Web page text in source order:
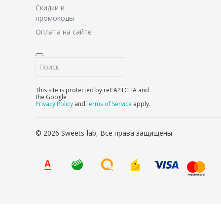
Скидки и
промокоды
Оплата на сайте
This site is protected by reCAPTCHA and
the Google
Privacy Policy andTerms of Service apply.
© 2026 Sweets-lab, Все права защищены